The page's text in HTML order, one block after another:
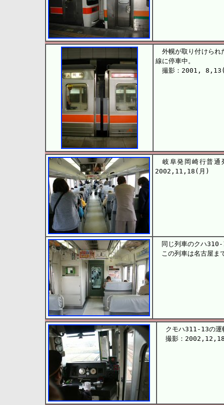
外幌が取り付けられ
線に停車中。
撮影：2001,
岐阜発岡崎行普通
2002,11,18(月)
同じ列車のクハ310-
この列車は名古屋ま
クモハ311-13の運
撮影：